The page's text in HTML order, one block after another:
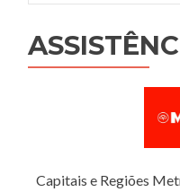
Capitais e Regiões